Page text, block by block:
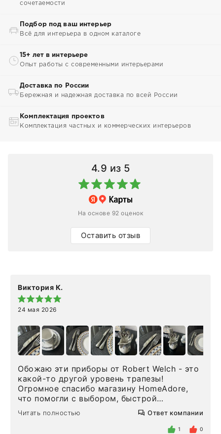
сочетаемости
Подбор под ваш интерьер
Всё для интерьера в одном каталоге
15+ лет в интерьере
Опыт работы с современными интерьерами
Доставка по России
Бережная и надежная доставка по всей России
Комплектация проектов
Комплектация частных и коммерческих интерьеров
4.9 из 5
На основе 92 оценок
Оставить отзыв
Виктория К.
24 мая 2026
Обожаю эти приборы от Robert Welch - это
какой-то другой уровень трапезы!
Огромное спасибо магазину HomeAdore,
что помогли с выбором, быстрой
доставкой и высоким сервисом. Один раз
была здесь лично, забирала чайные ложки,
внутри очень много антикварной посуды,
Читать полностью Ответ компании
1 0